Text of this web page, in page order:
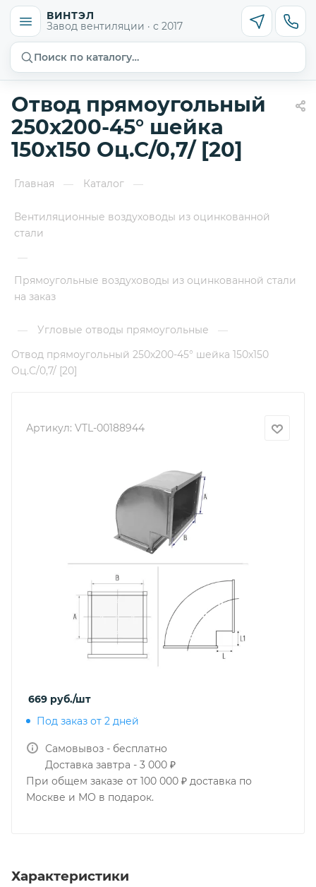
ВИНТЭЛ
Завод вентиляции · с 2017
Поиск по каталогу…
Отвод прямоугольный
250х200-45° шейка
150х150 Оц.С/0,7/ [20]
Главная — Каталог —
Вентиляционные воздуховоды из оцинкованной
стали
—
Прямоугольные воздуховоды из оцинкованной стали
на заказ
— Угловые отводы прямоугольные
—
Отвод прямоугольный 250х200-45° шейка 150х150
Оц.С/0,7/ [20]
Артикул: VTL-00188944
669 руб./шт
Под заказ от 2 дней
Самовывоз - бесплатно
Доставка завтра - 3 000 ₽
При общем заказе от 100 000 ₽ доставка по
Москве и МО в подарок.
Характеристики